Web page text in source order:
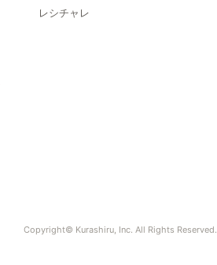
レシチャレ
Copyright© Kurashiru, Inc. All Rights Reserved.